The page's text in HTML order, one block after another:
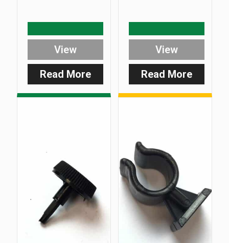
Read More:
Rx-
View
Read More:
Rx-
View